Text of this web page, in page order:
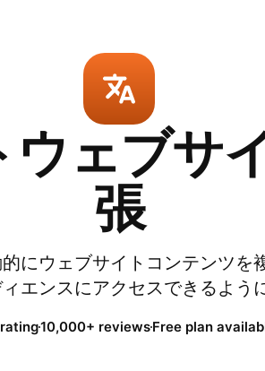
ウェブサ
張
にウェブサイトコンテンツを
エンスにアクセスできるよう
10,000+ reviewsFree plan